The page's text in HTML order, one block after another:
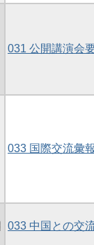
031 公開講演会
033 国際交流彙
033 中国との交